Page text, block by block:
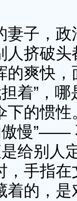
子，政
人挤破
的爽快
着”，
下的惯
傲慢”——
给别人
，手指
着的，